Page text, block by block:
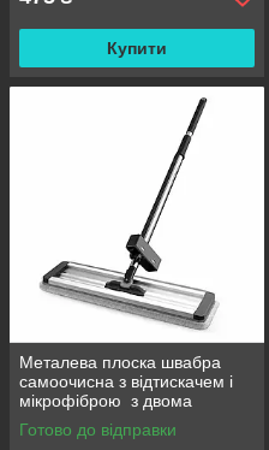
Купити
Металева плоска швабра
самоочисна з відтискачем і
мікрофіброю з двома
змінними насадками M06
42см
Готово до відправки